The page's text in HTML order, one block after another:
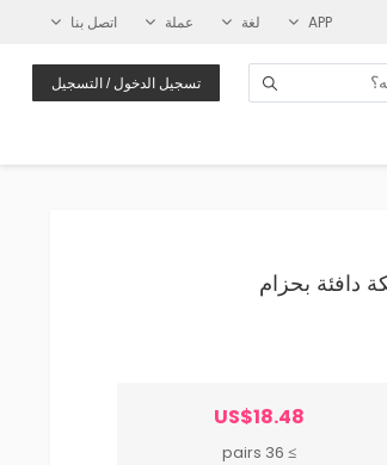
APP لغة عملة اتصل بنا
تسجيل الدخول / التسجيل
US$18.48
≥ 36 pairs